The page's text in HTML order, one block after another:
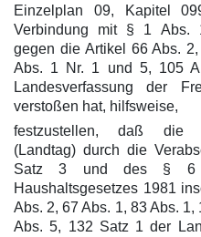
Einzelplan 09, Kapitel
Verbindung mit § 1 Abs.
gegen die Artikel 66 Abs.
Abs. 1 Nr. 1 und 5, 105
Landesverfassung der
verstoßen hat, hilfsweise,
festzustellen, daß die
(Landtag) durch die
Satz 3 und des § 6
Haushaltsgesetzes 1981
Abs. 2, 67 Abs. 1, 83 Abs.
Abs. 5, 132 Satz 1 der